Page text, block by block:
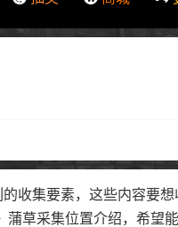
收集要素，这些内容要
草采集位置介绍，希望能